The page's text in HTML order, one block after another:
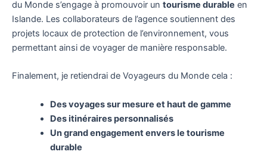
du Monde s’engage à promouvoir un tourisme durable en
Islande. Les collaborateurs de l’agence soutiennent des
projets locaux de protection de l’environnement, vous
permettant ainsi de voyager de manière responsable.
Finalement, je retiendrai de Voyageurs du Monde cela :
Des voyages sur mesure et haut de gamme
Des itinéraires personnalisés
Un grand engagement envers le tourisme
durable